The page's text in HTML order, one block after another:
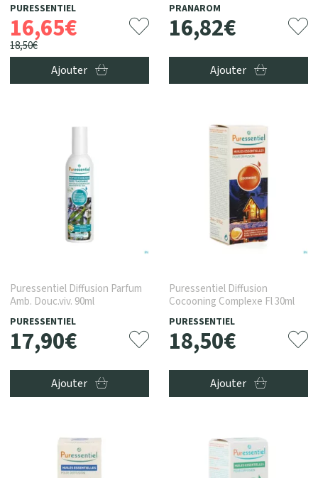
PURESSENTIEL
16,65€
18,50€
Ajouter
PRANAROM
16,82€
Ajouter
Puressentiel Diffusion Parfum
Amb. Douc.viv. 90ml
PURESSENTIEL
17,90€
Ajouter
Puressentiel Diffusion
Cocooning Complexe Fl 30ml
PURESSENTIEL
18,50€
Ajouter